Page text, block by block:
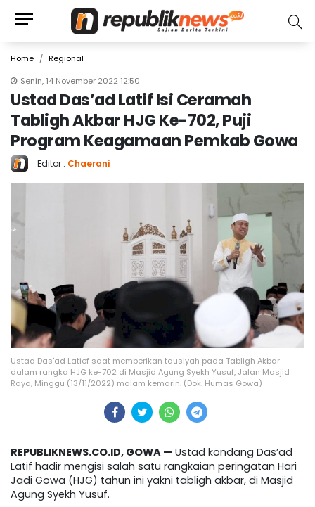
Home
Regional
Senin, 14 November 2022 12:50
Ustad Das’ad Latif Isi Ceramah
Tabligh Akbar HJG Ke-702, Puji
Program Keagamaan Pemkab Gowa
Editor : Chaerani
Ustad Das'ad Latief saat memberikan tausiyah pada Tabligh Akbar
dalam rangka HJG ke-702 di Masjid Agung Syekh Yusuf, Jalan Masjid
Raya, Minggu (13/11/2022) malam kemarin. (Dok. Humas Gowa)
REPUBLIKNEWS.CO.ID, GOWA — Ustad kondang Das’ad
Latif hadir mengisi salah satu rangkaian peringatan Hari
Jadi Gowa (HJG) tahun ini yakni tabligh akbar, di Masjid
Agung Syekh Yusuf.